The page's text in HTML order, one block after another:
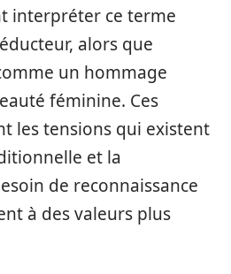
interpréter ce terme
alors que
un hommage
féminine. Ces
les tensions qui existent
et la
de reconnaissance
à des valeurs plus